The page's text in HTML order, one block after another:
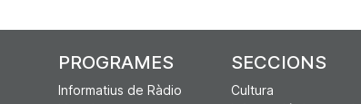
PROGRAMES
Informatius de Ràdio
SECCIONS
Cultura